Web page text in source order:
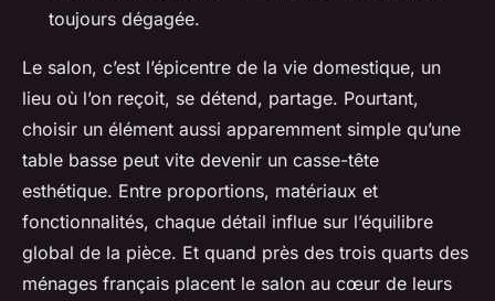
toujours dégagée.
Le salon, c’est l’épicentre de la vie domestique, un
lieu où l’on reçoit, se détend, partage. Pourtant,
choisir un élément aussi apparemment simple qu’une
table basse peut vite devenir un casse-tête
esthétique. Entre proportions, matériaux et
fonctionnalités, chaque détail influe sur l’équilibre
global de la pièce. Et quand près des trois quarts des
ménages français placent le salon au cœur de leurs